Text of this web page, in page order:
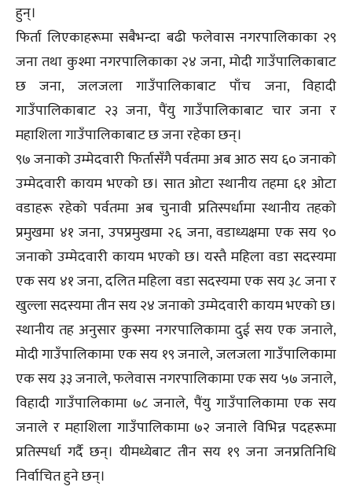
हुन्।
फिर्ता लिएकाहरूमा सबैभन्दा बढी फलेवास नगरपालिकाका २९
जना तथा कुश्मा नगरपालिकाका २४ जना, मोदी गाउँपालिकाबाट
छ जना, जलजला गाउँपालिकाबाट पाँच जना, विहादी
गाउँपालिकाबाट २३ जना, पैंयु गाउँपालिकाबाट चार जना र
महाशिला गाउँपालिकाबाट छ जना रहेका छन्।
९७ जनाको उम्मेदवारी फिर्तासँगै पर्वतमा अब आठ सय ६० जनाको
उम्मेदवारी कायम भएको छ। सात ओटा स्थानीय तहमा ६१ ओटा
वडाहरू रहेको पर्वतमा अब चुनावी प्रतिस्पर्धामा स्थानीय तहको
प्रमुखमा ४१ जना, उपप्रमुखमा २६ जना, वडाध्यक्षमा एक सय ९०
जनाको उम्मेदवारी कायम भएको छ। यस्तै महिला वडा सदस्यमा
एक सय ४१ जना, दलित महिला वडा सदस्यमा एक सय ३८ जना र
खुल्ला सदस्यमा तीन सय २४ जनाको उम्मेदवारी कायम भएको छ।
स्थानीय तह अनुसार कुस्मा नगरपालिकामा दुई सय एक जनाले,
मोदी गाउँपालिकामा एक सय १९ जनाले, जलजला गाउँपालिकामा
एक सय ३३ जनाले, फलेवास नगरपालिकामा एक सय ५७ जनाले,
विहादी गाउँपालिकामा ७८ जनाले, पैंयु गाउँपालिकामा एक सय
जनाले र महाशिला गाउँपालिकामा ७२ जनाले विभिन्न पदहरूमा
प्रतिस्पर्धा गर्दै छन्। यीमध्येबाट तीन सय १९ जना जनप्रतिनिधि
निर्वाचित हुने छन्।